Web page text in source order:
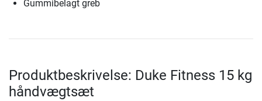
Gummibelagt greb
Produktbeskrivelse: Duke Fitness 15 kg
håndvægtsæt